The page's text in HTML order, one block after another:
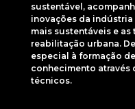
sustentável,
inovações da
mais sustentáveis e
reabilitação urbana.
especial à formação
conhecimento através
técnicos.